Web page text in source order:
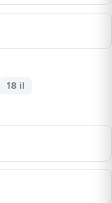
18 il